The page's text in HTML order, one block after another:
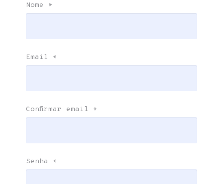
Nome *
Email *
Confirmar email *
Senha *